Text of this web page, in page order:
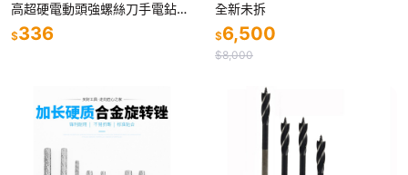
高超硬電動頭強螺絲刀手電鉆電
批
$336
全新未拆
$6,500
$8,000